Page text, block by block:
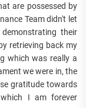
are possessed by
Team didn't let
their
retrieving back my
which was really a
we were in, the
gratitude towards
I am forever